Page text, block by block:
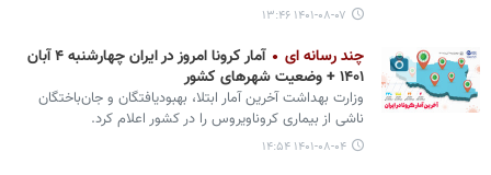
۱۴۰۱-۰۸-۰۷ ۱۳:۴۶
چند رسانه ای
آمار کرونا امروز در ایران چهارشنبه ۴ آبان
۱۴۰۱ + وضعیت شهرهای کشور
وزارت بهداشت آخرین آمار ابتلا، بهبودیافتگان و جان‌باختگان
ناشی از بیماری کروناویروس را در کشور اعلام کرد.
۱۴۰۱-۰۸-۰۴ ۱۴:۵۴